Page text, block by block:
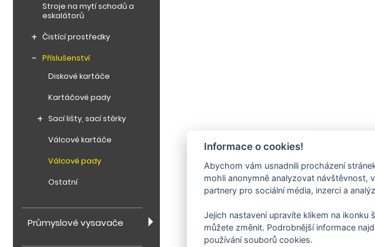
Stroje na mytí schodů a
eskalátorů
Čistící prostředky
Příslušenství
Diskové kartáče
Kartáčové pady
Sací lišty, sací stěrky
Válcové kartáče
Válcové pady
Ostatní
Průmyslové vysavače
Informace o cookies!
Abychom vám usnadnili procházení
mohli anonymně analyzovat návštěvnost,
partnery pro sociální média, inzerci a
Jejich nastavení upravíte klikem na
můžete změnit. Podrobnější informace
používání souborů cookies.